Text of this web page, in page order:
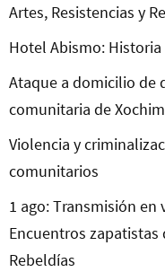
Artes, Resistencias y
Hotel Abismo:
Ataque a domicilio de
comunitaria de
Violencia y
comunitarios
1 ago: Transmisión
Encuentros zapatistas
Rebeldías